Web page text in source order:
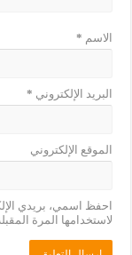
الاسم *
البريد الإلكتروني *
الموقع الإلكتروني
احفظ اسمي، بريدي
لاستخدامها المرة